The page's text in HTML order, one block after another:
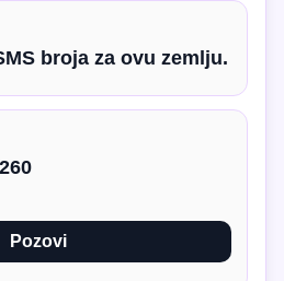
broja za ovu zemlju.
Pozovi